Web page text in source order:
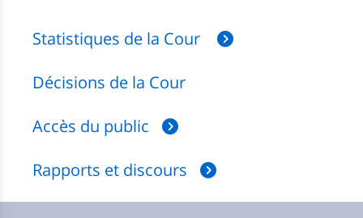
Statistiques de la Cour
Décisions de la Cour
Accès du public
Rapports et discours